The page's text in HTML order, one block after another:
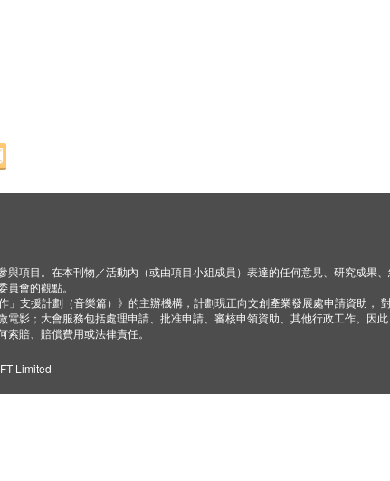
項目。在本刊物／活動內（或由項目小組成員）表達的任何意見、研究成果
會的觀點。
支援計劃（音樂篇）》的主辦機構，計劃現正向文創產業發展處申請資助，
影；大會服務包括處理申請、批准申請、審核申領資助、其他行政工作。因
賠、賠償費用或法律責任。
Limited